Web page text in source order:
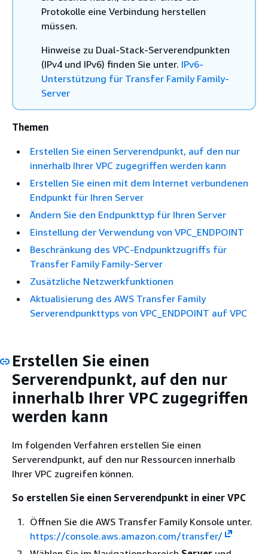
Protokolle eine Verbindung herstellen
müssen.
Hinweise zu Dual-Stack-Serverendpunkten
(IPv4 und IPv6) finden Sie unter. IPv6-
Unterstützung für Transfer Family Family-
Server
Themen
Erstellen Sie einen Serverendpunkt, auf den nur
innerhalb Ihrer VPC zugegriffen werden kann
Erstellen Sie einen mit dem Internet verbundenen
Endpunkt für Ihren Server
Ändern Sie den Endpunkttyp für Ihren Server
Einstellung der Verwendung von VPC_ENDPOINT
Beschränkung des VPC-Endpunktzugriffs für
Transfer Family Family-Server
Zusätzliche Netzwerkfunktionen
Aktualisierung des AWS Transfer Family
Serverendpunkttyps von VPC_ENDPOINT auf VPC
Erstellen Sie einen
Serverendpunkt, auf den nur
innerhalb Ihrer VPC zugegriffen
werden kann
Im folgenden Verfahren erstellen Sie einen
Serverendpunkt, auf den nur Ressourcen innerhalb
Ihrer VPC zugreifen können.
So erstellen Sie einen Serverendpunkt in einer VPC
Öffnen Sie die AWS Transfer Family Konsole unter.
https://console.aws.amazon.com/transfer/